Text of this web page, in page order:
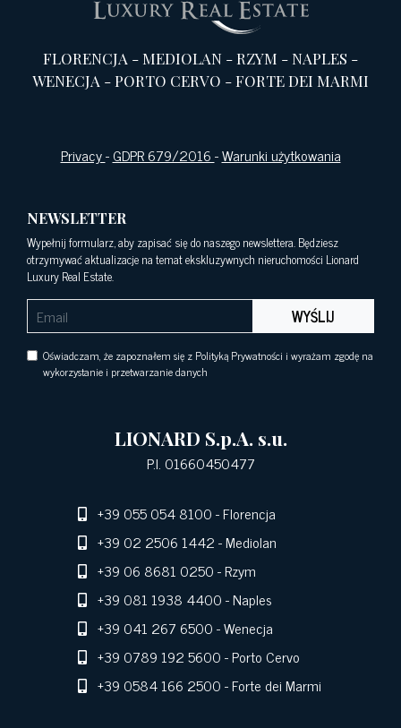
FLORENCJA -MEDIOLAN -RZYM -NAPLES -
WENECJA -PORTO CERVO -FORTE DEI MARMI
Privacy-GDPR 679/2016-Warunki użytkowania
NEWSLETTER
Wypełnij formularz, aby zapisać się do naszego newslettera. Będziesz
otrzymywać aktualizacje na temat ekskluzywnych nieruchomości Lionard
Luxury Real Estate.
WYŚLIJ
Oświadczam, że zapoznałem się z Polityką Prywatności i wyrażam zgodę na
wykorzystanie i przetwarzanie danych
LIONARD S.p.A. s.u.
P.I. 01660450477
+39 055 054 8100- Florencja
+39 02 2506 1442- Mediolan
+39 06 8681 0250- Rzym
+39 081 1938 4400- Naples
+39 041 267 6500- Wenecja
+39 0789 192 5600- Porto Cervo
+39 0584 166 2500- Forte dei Marmi